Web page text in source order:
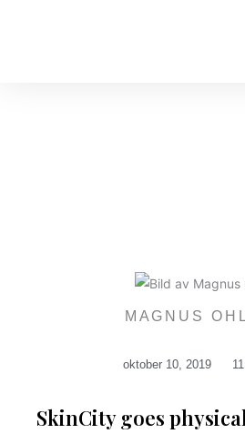
MAGNUS
oktober 10, 2019
SkinCity goes